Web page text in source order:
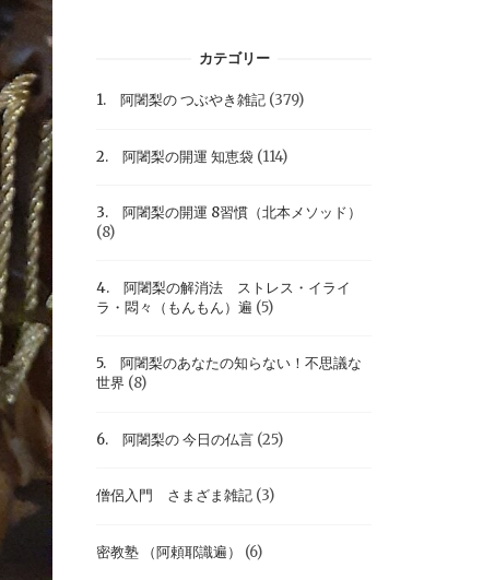
カテゴリー
1. 阿闍梨の つぶやき雑記 (379)
2. 阿闍梨の開運 知恵袋 (114)
3. 阿闍梨の開運 8習慣（北本メソッド）
(8)
4. 阿闍梨の解消法 ストレス・イライ
ラ・悶々（もんもん）遍 (5)
5. 阿闍梨のあなたの知らない！不思議な
世界 (8)
6. 阿闍梨の 今日の仏言 (25)
僧侶入門 さまざま雑記 (3)
密教塾 （阿頼耶識遍） (6)